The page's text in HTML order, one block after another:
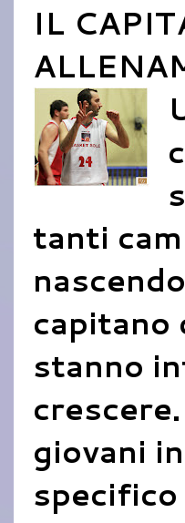
IL
tanti
capitano
stanno
giovani